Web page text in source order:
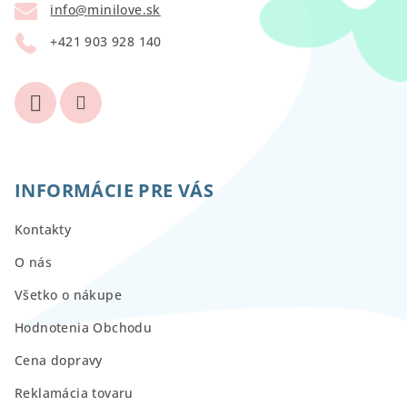
info@minilove.sk
+421 903 928 140
INFORMÁCIE PRE VÁS
Kontakty
O nás
Všetko o nákupe
Hodnotenia Obchodu
Cena dopravy
Reklamácia tovaru